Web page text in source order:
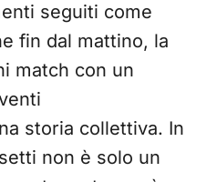
seguiti come
fin dal mattino, la
match con un
storia collettiva. In
non è solo un